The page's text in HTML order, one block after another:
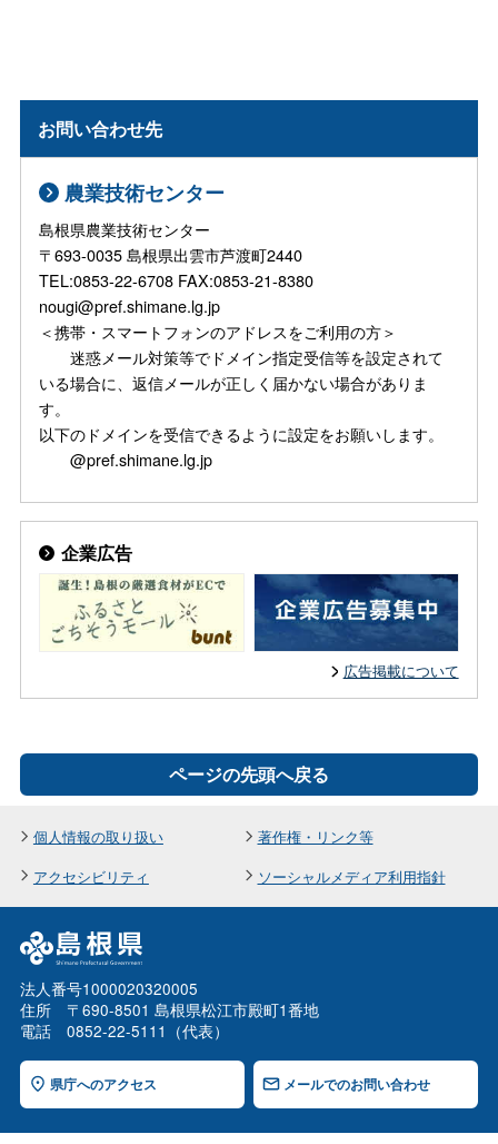
お問い合わせ先
農業技術センター
島根県農業技術センター
〒693-0035 島根県出雲市芦渡町2440
TEL:0853-22-6708 FAX:0853-21-8380
nougi@pref.shimane.lg.jp
＜携帯・スマートフォンのアドレスをご利用の方＞
迷惑メール対策等でドメイン指定受信等を設定されて
いる場合に、返信メールが正しく届かない場合がありま
す。
以下のドメインを受信できるように設定をお願いします。
@pref.shimane.lg.jp
企業広告
広告掲載について
ページの先頭へ戻る
個人情報の取り扱い
著作権・リンク等
アクセシビリティ
ソーシャルメディア利用指針
法人番号1000020320005
住所 〒690-8501 島根県松江市殿町1番地
電話 0852-22-5111（代表）
県庁へのアクセス メールでのお問い合わせ